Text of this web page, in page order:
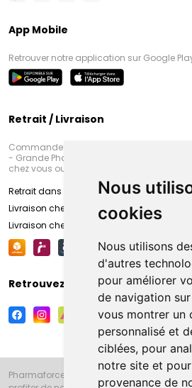
Nous
cookies
Nous utilisons
d'autres
pour améliorer
de navigation
vous montrer un
personnalisé et
ciblées, pour
notre site et
provenance de
App Mobile
Retrouver notre application sur Google
Retrait / Livraison
Commandez en ligne et venez chercher
- Grande Pharmacie d’Amiens (Fachon)
chez vous ou en point retrait
Retrait dans la pharmacie d’Amiens
Livraison chez vous
Livraison chez votre commerçant
Retrouvez-nous sur vos réseaux
Pharmaforce.fr et la Grande Pharmacie